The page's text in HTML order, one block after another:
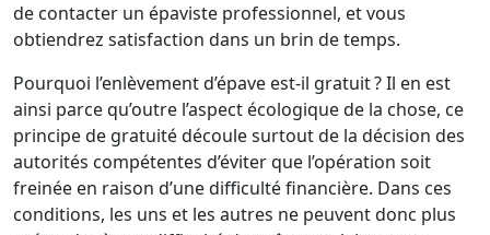
de contacter un épaviste professionnel, et vous
obtiendrez satisfaction dans un brin de temps.
Pourquoi l’enlèvement d’épave est-il gratuit ? Il en est
ainsi parce qu’outre l’aspect écologique de la chose, ce
principe de gratuité découle surtout de la décision des
autorités compétentes d’éviter que l’opération soit
freinée en raison d’une difficulté financière. Dans ces
conditions, les uns et les autres ne peuvent donc plus